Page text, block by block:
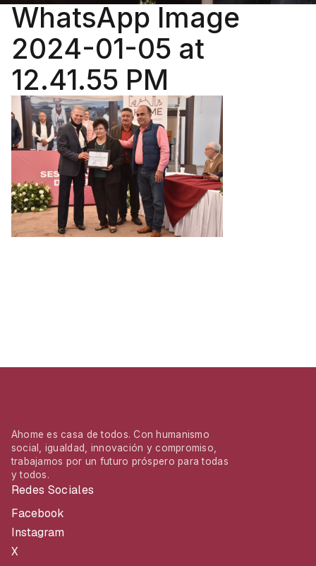
WhatsApp Image
2024-01-05 at
12.41.55 PM
Ahome es casa de todos. Con humanismo
social, igualdad, innovación y compromiso,
trabajamos por un futuro próspero para todas
y todos.
Redes Sociales
Facebook
Instagram
X